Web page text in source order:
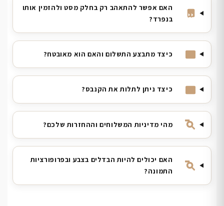
האם אפשר להתאהב רק בחלק מסט ולהזמין אותו
בנפרד?
כיצד מתבצע התשלום והאם הוא מאובטח?
כיצד ניתן לתלות את הקנבס?
מהי מדיניות המשלוחים וההחזרות שלכם?
האם יכולים להיות הבדלים בצבע ובפרופורציות
התמונה?